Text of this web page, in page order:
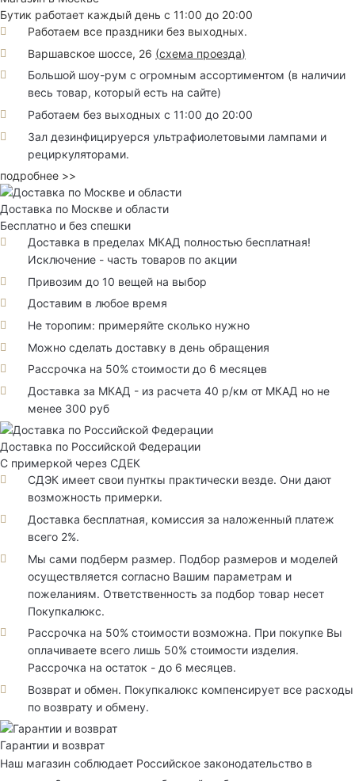
Бутик работает каждый день с 11:00 до 20:00
Работаем все праздники без выходных.
Варшавское шоссе, 26 (схема проезда)
Большой шоу-рум с огромным ассортиментом (в наличии
весь товар, который есть на сайте)
Работаем без выходных с 11:00 до 20:00
Зал дезинфицируерся ультрафиолетовыми лампами и
рециркуляторами.
подробнее >>
Доставка по Москве и области
Бесплатно и без спешки
Доставка в пределах МКАД полностью бесплатная!
Исключение - часть товаров по акции
Привозим до 10 вещей на выбор
Доставим в любое время
Не торопим: примеряйте сколько нужно
Можно сделать доставку в день обращения
Рассрочка на 50% стоимости до 6 месяцев
Доставка за МКАД - из расчета 40 р/км от МКАД но не
менее 300 руб
Доставка по Российской Федерации
С примеркой через СДЕК
СДЭК имеет свои пунткы практически везде. Они дают
возможность примерки.
Доставка бесплатная, комиссия за наложенный платеж
всего 2%.
Мы сами подберм размер. Подбор размеров и моделей
осуществляется согласно Вашим параметрам и
пожеланиям. Ответственность за подбор товар несет
Покупкалюкс.
Рассрочка на 50% стоимости возможна. При покупке Вы
оплачиваете всего лишь 50% стоимости изделия.
Рассрочка на остаток - до 6 месяцев.
Возврат и обмен. Покупкалюкс компенсирует все расходы
по возврату и обмену.
Гарантии и возврат
Наш магазин соблюдает Российское законодательство в